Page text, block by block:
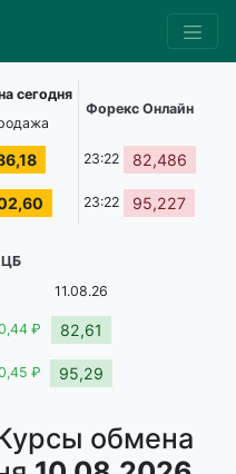
обмена
сегодня
Форекс Онлайн
23:22 82,486
23:22 95,227
ЦБ
11.08.26
₽ 82,61
₽ 95,29